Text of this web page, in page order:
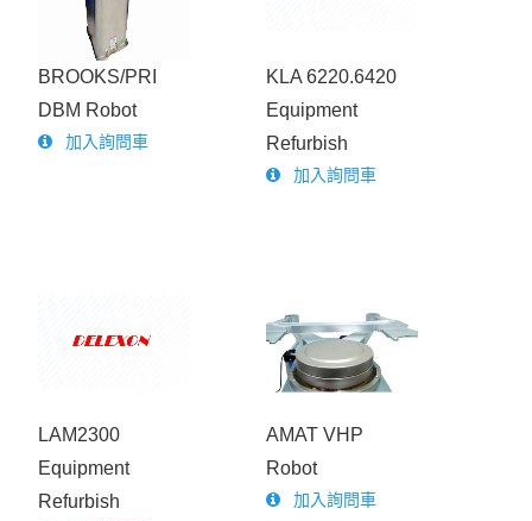
LAM/NVLS
AMAT
ISEL/GENMARK
BROOKS/PRI
DBM Robot
加入詢問車
KLA 6220.6420
Equipment
Refurbish
加入詢問車
LAM2300
Equipment
Refurbish
AMAT VHP
Robot
加入詢問車